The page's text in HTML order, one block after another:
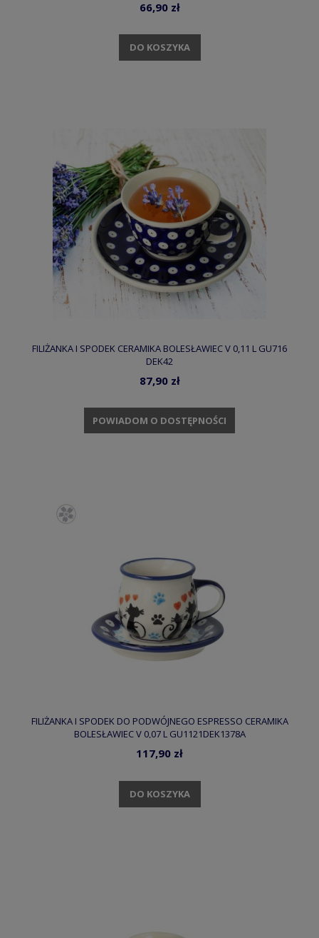
66,90 zł
DO KOSZYKA
FILIŻANKA I SPODEK CERAMIKA BOLESŁAWIEC V 0,11 L GU716
DEK42
87,90 zł
POWIADOM O DOSTĘPNOŚCI
FILIŻANKA I SPODEK DO PODWÓJNEGO ESPRESSO CERAMIKA
BOLESŁAWIEC V 0,07 L GU1121DEK1378A
117,90 zł
DO KOSZYKA